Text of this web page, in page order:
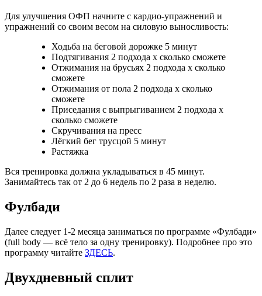
Для улучшения ОФП начните с кардио-упражнений и
упражнений со своим весом на силовую выносливость:
Ходьба на беговой дорожке 5 минут
Подтягивания 2 подхода х сколько сможете
Отжимания на брусьях 2 подхода х сколько
сможете
Отжимания от пола 2 подхода х сколько
сможете
Приседания с выпрыгиванием 2 подхода х
сколько сможете
Скручивания на пресс
Лёгкий бег трусцой 5 минут
Растяжка
Вся тренировка должна укладываться в 45 минут.
Занимайтесь так от 2 до 6 недель по 2 раза в неделю.
Фулбади
Далее следует 1-2 месяца заниматься по программе «Фулбади»
(full body — всё тело за одну тренировку). Подробнее про это
программу читайте ЗДЕСЬ.
Двухдневный сплит